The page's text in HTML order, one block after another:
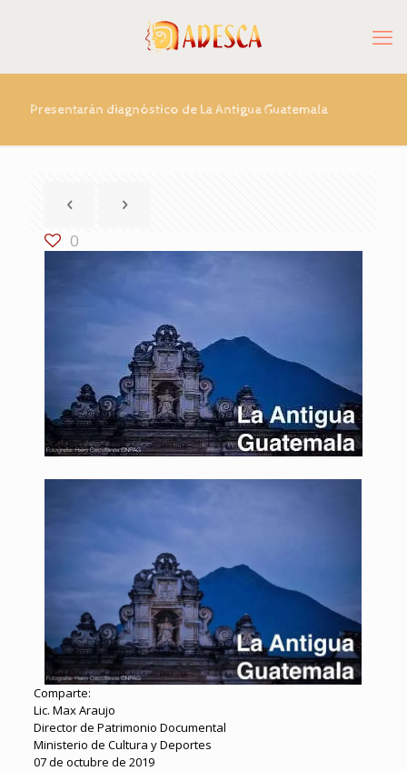
Presentarán diagnóstico de La Antigua Guatemala
0
Comparte:
Lic. Max Araujo
Director de Patrimonio Documental
Ministerio de Cultura y Deportes
07 de octubre de 2019